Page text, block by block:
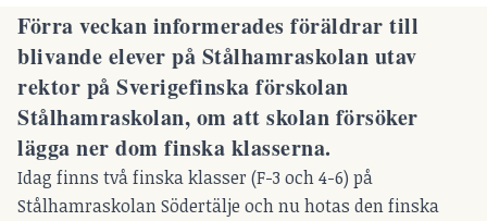
Förra veckan informerades föräldrar till
blivande elever på Stålhamraskolan utav
rektor på Sverigefinska förskolan
Stålhamraskolan, om att skolan försöker
lägga ner dom finska klasserna.
Idag finns två finska klasser (F-3 och 4-6) på
Stålhamraskolan Södertälje och nu hotas den finska